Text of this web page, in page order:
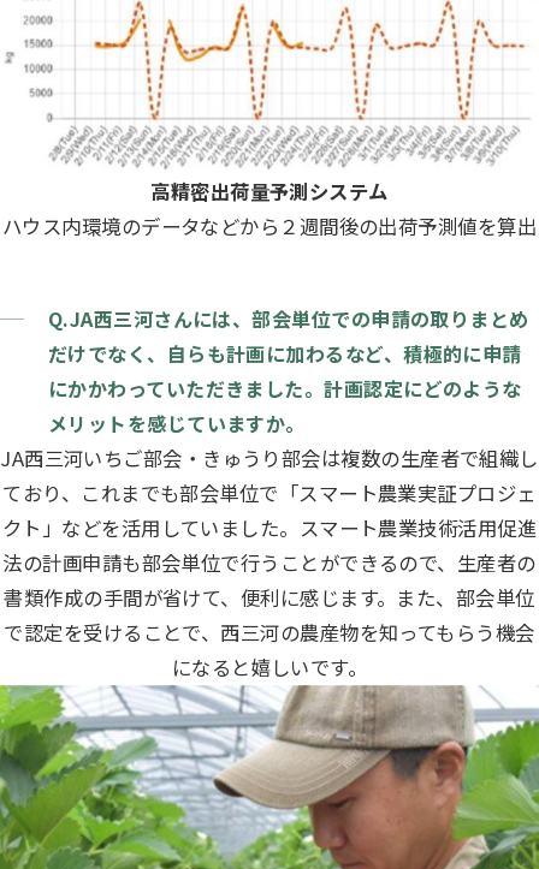
高精密出荷量予測システム
ハウス内環境のデータなどから２週間後の出荷予測値を算出
Q.JA西三河さんには、部会単位での申請の取りまとめ
だけでなく、自らも計画に加わるなど、積極的に申請
にかかわっていただきました。計画認定にどのような
メリットを感じていますか。
JA西三河いちご部会・きゅうり部会は複数の生産者で組織し
ており、これまでも部会単位で「スマート農業実証プロジェ
クト」などを活用していました。スマート農業技術活用促進
法の計画申請も部会単位で行うことができるので、生産者の
書類作成の手間が省けて、便利に感じます。また、部会単位
で認定を受けることで、西三河の農産物を知ってもらう機会
になると嬉しいです。